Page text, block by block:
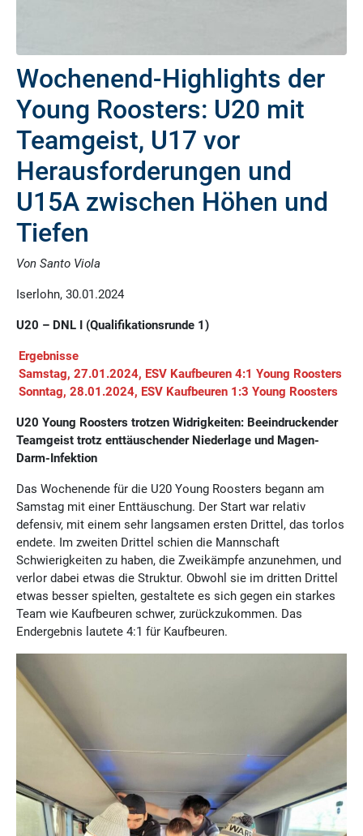
Wochenend-Highlights der
Young Roosters: U20 mit
Teamgeist, U17 vor
Herausforderungen und
U15A zwischen Höhen und
Tiefen
Von Santo Viola
Iserlohn, 30.01.2024
U20 – DNL I (Qualifikationsrunde 1)
Ergebnisse
Samstag, 27.01.2024, ESV Kaufbeuren 4:1 Young Roosters
Sonntag, 28.01.2024, ESV Kaufbeuren 1:3 Young Roosters
U20 Young Roosters trotzen Widrigkeiten: Beeindruckender
Teamgeist trotz enttäuschender Niederlage und Magen-
Darm-Infektion
Das Wochenende für die U20 Young Roosters begann am
Samstag mit einer Enttäuschung. Der Start war relativ
defensiv, mit einem sehr langsamen ersten Drittel, das torlos
endete. Im zweiten Drittel schien die Mannschaft
Schwierigkeiten zu haben, die Zweikämpfe anzunehmen, und
verlor dabei etwas die Struktur. Obwohl sie im dritten Drittel
etwas besser spielten, gestaltete es sich gegen ein starkes
Team wie Kaufbeuren schwer, zurückzukommen. Das
Endergebnis lautete 4:1 für Kaufbeuren.